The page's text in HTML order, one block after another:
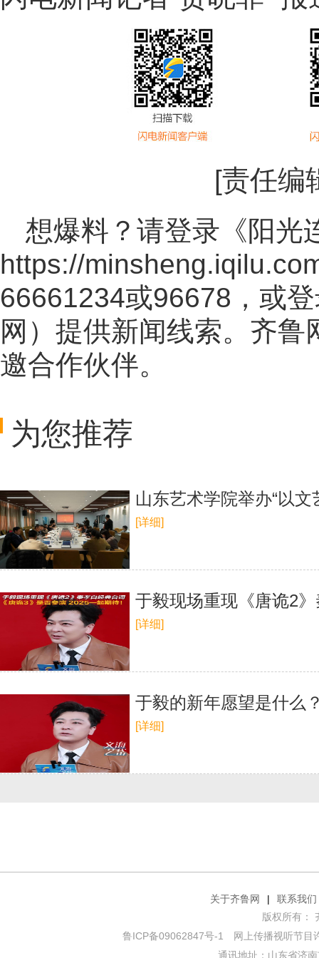
[责任编
想爆料？请登录《阳光
https://
66661234或96678，或
网 ）提供新闻线索。齐鲁
邀合作伙伴。
为您推荐
山东艺术学院举办“以
[详细]
于毅现场重现《唐诡2
[详细]
于毅的新年愿望是什么
[详细]
关于齐鲁网 |
联系我们
版权所有：
鲁ICP备09062847号-1
网上传播视听节目
通讯地址：山东省济